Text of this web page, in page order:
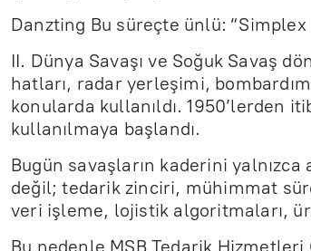
Danzting Bu süreçte ünlü:
II. Dünya Savaşı ve Soğuk Savaş
hatları, radar yerleşimi,
konularda kullanıldı. 1950’lerden
kullanılmaya başlandı.
Bugün savaşların kaderini yalnızca
değil; tedarik zinciri, mühimmat
veri işleme, lojistik algoritmaları,
Bu nedenle MSB Tedarik